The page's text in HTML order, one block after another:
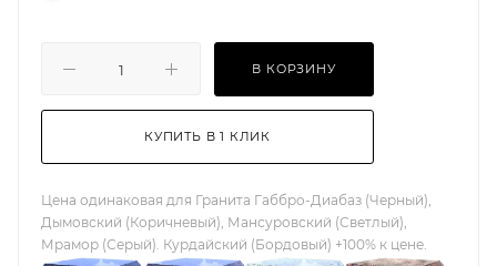
В КОРЗИНУ
КУПИТЬ В 1 КЛИК
Цена одинаковая для Гранита Габбро-Диабаз (Черный),
Дымовский (Коричневый), Мансуровский (Светлый),
Мрамор (Серый). Курдайский (Бордовый) +100% к цене.